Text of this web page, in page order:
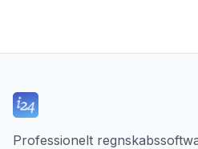
Professionelt